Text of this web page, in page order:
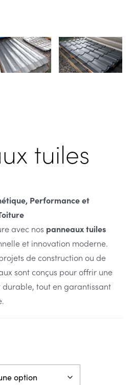
tuiles
Performance et
avec nos panneaux tuiles
et innovation moderne.
de construction ou de
sont conçus pour offrir une
tout en garantissant